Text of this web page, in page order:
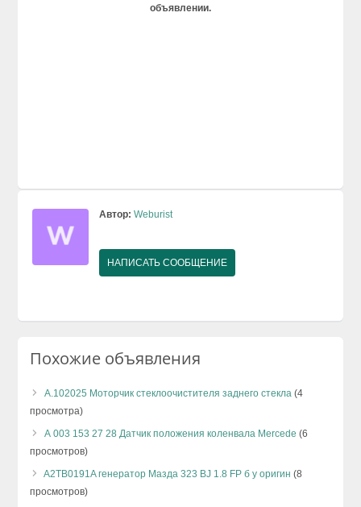
объявлении.
Автор: Weburist
НАПИСАТЬ СООБЩЕНИЕ
Похожие объявления
А.102025 Моторчик стеклоочистителя заднего стекла (4
просмотра)
А 003 153 27 28 Датчик положения коленвала Mercede (6
просмотров)
A2TB0191A генератор Мазда 323 BJ 1.8 FP б у оригин (8
просмотров)